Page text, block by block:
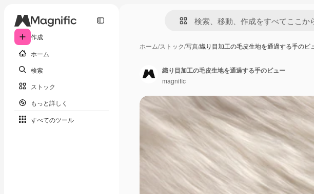
作成
ホーム
検索
ストック
もっと詳しく
すべてのツール
ホーム/ストック/写真/織り目加工の毛皮生地を通過する手のビ
織り目加工の毛皮生地を通過する手のビュー
magnific